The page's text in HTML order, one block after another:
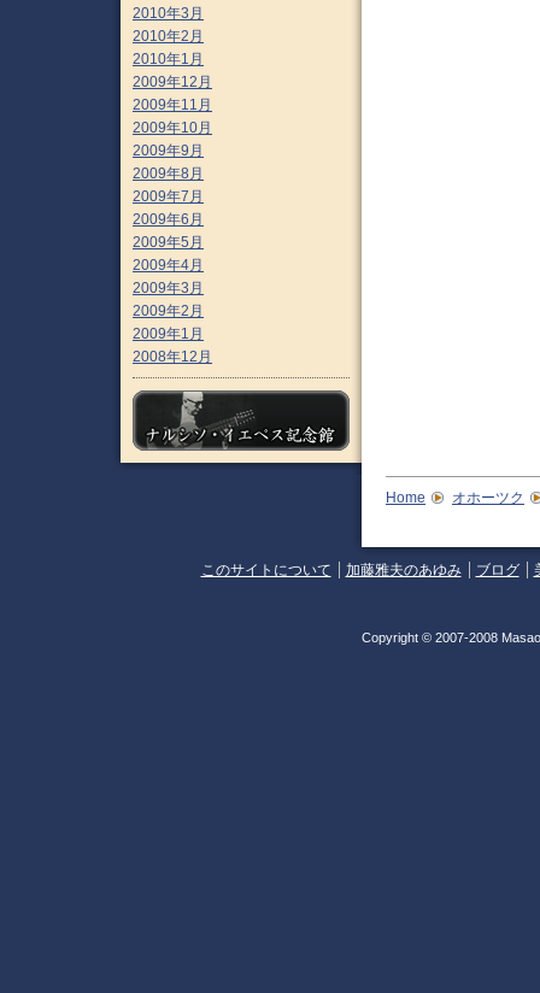
2010年3月
2010年2月
2010年1月
2009年12月
2009年11月
2009年10月
2009年9月
2009年8月
2009年7月
2009年6月
2009年5月
2009年4月
2009年3月
2009年2月
2009年1月
2008年12月
Home オホーツク
このサイトについて 加藤雅夫のあゆみ ブログ
Copyright © 2007-2008